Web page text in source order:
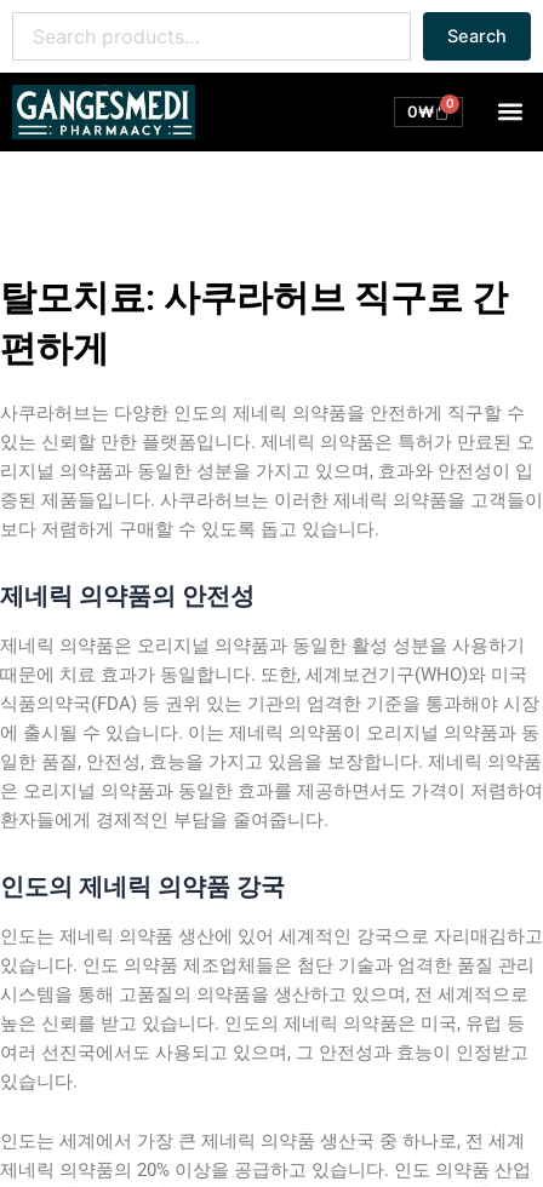
콘
츠
너
for:
Search
0₩ 0
Cart
탈모치료: 사쿠라허브 직구로 간
편하게
사쿠라허브는 다양한 인도의 제네릭 의약품을 안전하게 직구할 수
있는 신뢰할 만한 플랫폼입니다. 제네릭 의약품은 특허가 만료된 오
리지널 의약품과 동일한 성분을 가지고 있으며, 효과와 안전성이 입
증된 제품들입니다. 사쿠라허브는 이러한 제네릭 의약품을 고객들이
보다 저렴하게 구매할 수 있도록 돕고 있습니다.
제네릭 의약품의 안전성
제네릭 의약품은 오리지널 의약품과 동일한 활성 성분을 사용하기
때문에 치료 효과가 동일합니다. 또한, 세계보건기구(WHO)와 미국
식품의약국(FDA) 등 권위 있는 기관의 엄격한 기준을 통과해야 시장
에 출시될 수 있습니다. 이는 제네릭 의약품이 오리지널 의약품과 동
일한 품질, 안전성, 효능을 가지고 있음을 보장합니다. 제네릭 의약품
은 오리지널 의약품과 동일한 효과를 제공하면서도 가격이 저렴하여
환자들에게 경제적인 부담을 줄여줍니다.
인도의 제네릭 의약품 강국
인도는 제네릭 의약품 생산에 있어 세계적인 강국으로 자리매김하고
있습니다. 인도 의약품 제조업체들은 첨단 기술과 엄격한 품질 관리
시스템을 통해 고품질의 의약품을 생산하고 있으며, 전 세계적으로
높은 신뢰를 받고 있습니다. 인도의 제네릭 의약품은 미국, 유럽 등
여러 선진국에서도 사용되고 있으며, 그 안전성과 효능이 인정받고
있습니다.
인도는 세계에서 가장 큰 제네릭 의약품 생산국 중 하나로, 전 세계
제네릭 의약품의 20% 이상을 공급하고 있습니다. 인도 의약품 산업